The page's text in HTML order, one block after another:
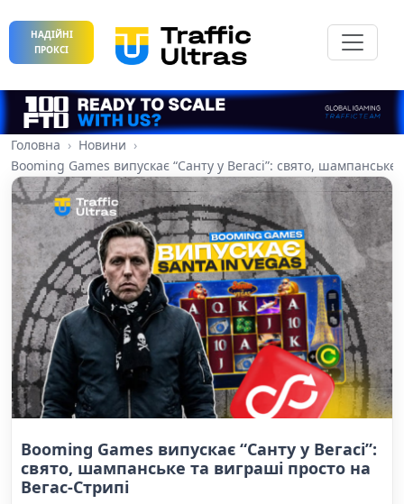
НАДІЙНІ
ПРОКСІ
Головна
Новини
Booming Games випускає “Санту у Вегасі”: свято,
Booming Games випускає “Санту у Вегасі”:
свято, шампанське та виграші просто на
Вегас-Стрипі